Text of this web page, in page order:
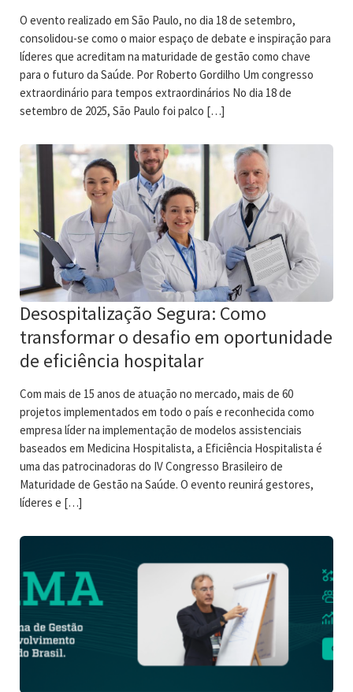
O evento realizado em São Paulo, no dia 18 de setembro,
consolidou-se como o maior espaço de debate e inspiração para
líderes que acreditam na maturidade de gestão como chave
para o futuro da Saúde. Por Roberto Gordilho Um congresso
extraordinário para tempos extraordinários No dia 18 de
setembro de 2025, São Paulo foi palco […]
Desospitalização Segura: Como
transformar o desafio em oportunidade
de eficiência hospitalar
Com mais de 15 anos de atuação no mercado, mais de 60
projetos implementados em todo o país e reconhecida como
empresa líder na implementação de modelos assistenciais
baseados em Medicina Hospitalista, a Eficiência Hospitalista é
uma das patrocinadoras do IV Congresso Brasileiro de
Maturidade de Gestão na Saúde. O evento reunirá gestores,
líderes e […]